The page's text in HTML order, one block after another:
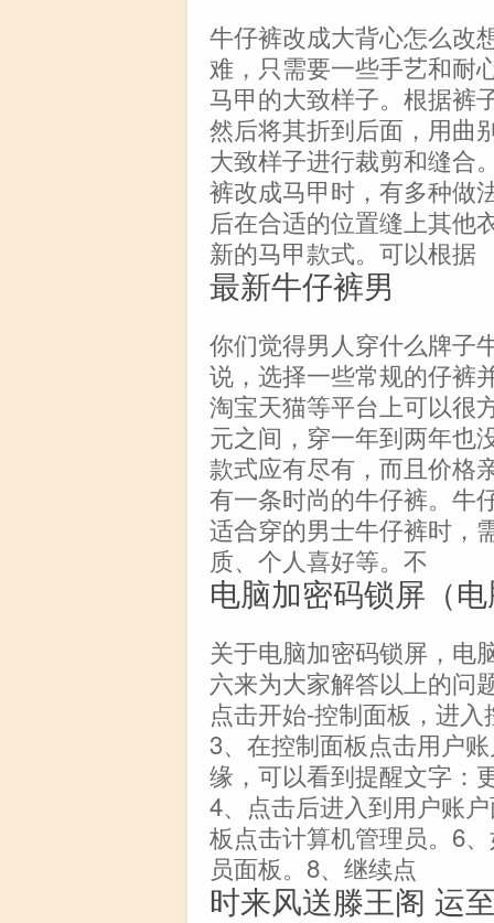
牛仔裤改成大背心怎么改
难，只需要一些手艺和耐
马甲的大致样子。根据裤
然后将其折到后面，用曲
大致样子进行裁剪和缝合
裤改成马甲时，有多种做
后在合适的位置缝上其他
新的马甲款式。可以根据
最新牛仔裤男
你们觉得男人穿什么牌子
说，选择一些常规的仔裤
淘宝天猫等平台上可以很
元之间，穿一年到两年也
款式应有尽有，而且价格
有一条时尚的牛仔裤。牛
适合穿的男士牛仔裤时，
质、个人喜好等。不
电脑加密码锁屏（
关于电脑加密码锁屏，电
六来为大家解答以上的问
点击开始-控制面板，进
3、在控制面板点击用户
缘，可以看到提醒文字：
4、点击后进入到用户账
板点击计算机管理员。6
员面板。8、继续点
时来风送滕王阁 运